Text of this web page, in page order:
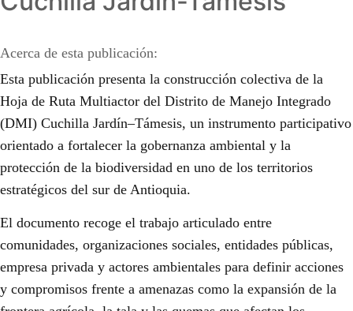
Acerca de esta publicación:
Esta publicación presenta la construcción colectiva de la
Hoja de Ruta Multiactor del Distrito de Manejo Integrado
(DMI) Cuchilla Jardín–Támesis, un instrumento participativo
orientado a fortalecer la gobernanza ambiental y la
protección de la biodiversidad en uno de los territorios
estratégicos del sur de Antioquia.
El documento recoge el trabajo articulado entre
comunidades, organizaciones sociales, entidades públicas,
empresa privada y actores ambientales para definir acciones
y compromisos frente a amenazas como la expansión de la